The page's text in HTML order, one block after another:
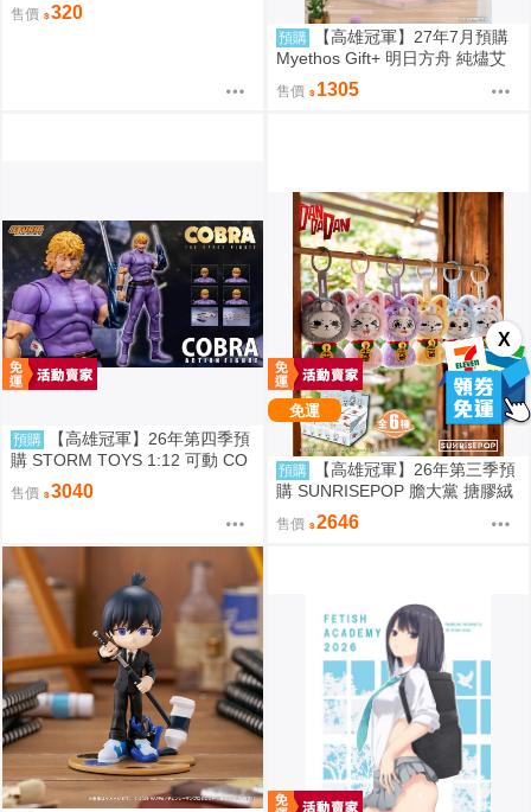
X
售價 320
預購
【高雄冠軍】27年7月預購
Myethos Gift+ 明日方舟 純燼艾
雅法拉 後來的故事Ver 1/8 1011
售價 1305
預購
【高雄冠軍】26年第四季預
購 STORM TOYS 1:12 可動 CO
BRA 眼鏡蛇 免訂金0825
售價 3040
免運
預購
【高雄冠軍】26年第三季預
購 SUNRISEPOP 膽大黨 搪膠絨
毛 晴天娃娃 6入盲盒套組 免運 0
819
售價 2646